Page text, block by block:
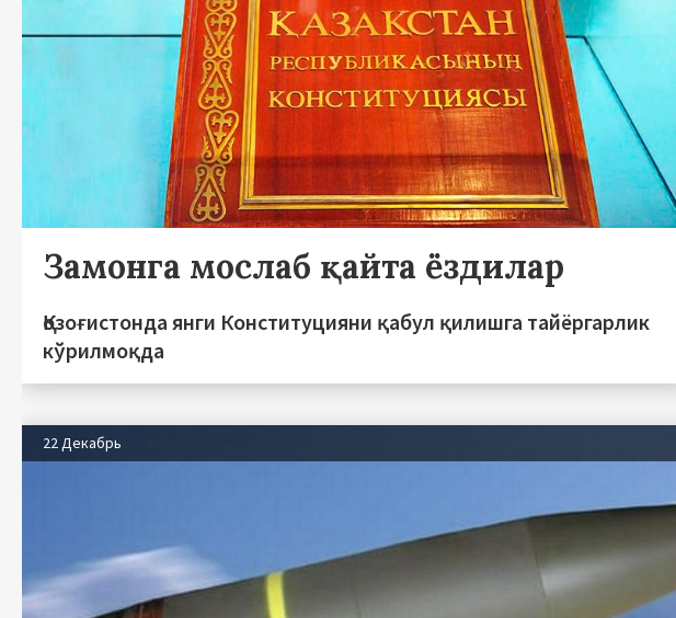
Замонга мослаб қайта ёздилар
Қозоғистонда янги Конституцияни қабул қилишга тайёргарлик
кўрилмоқда
22 Декабрь